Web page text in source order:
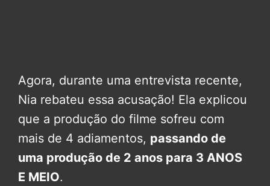
Agora, durante uma entrevista recente,
Nia rebateu essa acusação! Ela explicou
que a produção do filme sofreu com
mais de 4 adiamentos, passando de
uma produção de 2 anos para 3 ANOS
E MEIO.